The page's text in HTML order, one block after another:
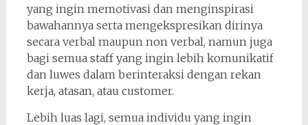
yang ingin memotivasi dan menginspirasi
bawahannya serta mengekspresikan dirinya
secara verbal maupun non verbal, namun juga
bagi semua staff yang ingin lebih komunikatif
dan luwes dalam berinteraksi dengan rekan
kerja, atasan, atau customer.
Lebih luas lagi, semua individu yang ingin